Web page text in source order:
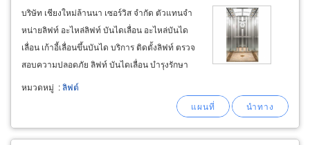
บริษัท เชียงใหม่ล้านนา เซอร์วิส จำกัด ตัวแทนจำ
หน่ายลิฟท์ อะไหล่ลิฟท์ บันไดเลื่อน อะไหล่บันได
เลื่อน เก้าอี้เลื่อนขึ้นบันได บริการ ติดตั้งลิฟท์ ตรวจ
สอบความปลอดภัย ลิฟท์ บันไดเลื่อน บำรุงรักษา
ลิฟท์ เปลี่ยนอุปกรณ์อะไหล่ตามอายุการใช้งาน แก้
ปัญหาลิฟท์เสีย บันไดเลื่อนเสีย ซ่อมลิฟท์ ซ่อม
หมวดหมู่ :ลิฟต์